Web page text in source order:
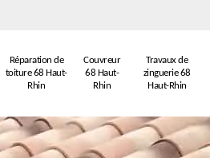
Réparation de
toiture 68 Haut-
Rhin
Couvreur
68 Haut-
Rhin
Travaux de
zinguerie 68
Haut-Rhin